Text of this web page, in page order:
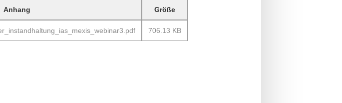
Anhang
Größe
706.13 KB